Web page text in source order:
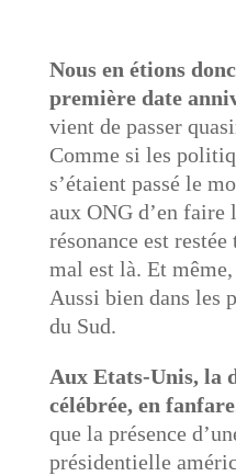
Nous en étions
première date
vient de passer
Comme si les
s’étaient passé le
aux ONG d’en faire
résonance est
mal est là. Et
Aussi bien dans les
du Sud.
Aux Etats-Unis, la
célébrée, en
que la présence
présidentielle